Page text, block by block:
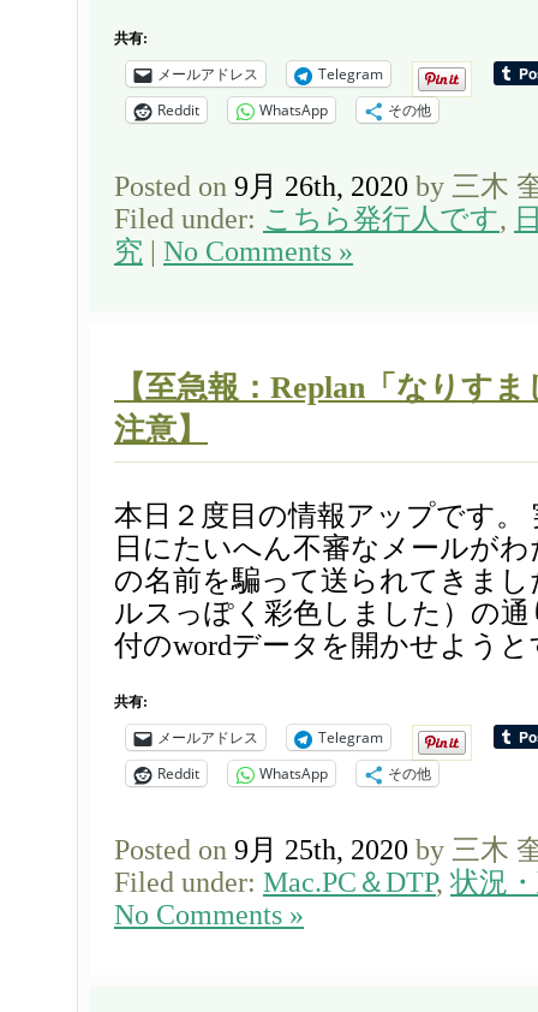
共有:
メールアドレス
Telegram
Reddit
WhatsApp その他
Posted on 9月 26th, 2020 by 三木
Filed under: こちら発行人です,
究
No Comments »
【至急報：Replan「なりす
注意】
本日２度目の情報アップです。
日にたいへん不審なメールが
の名前を騙って送られてきま
ルスっぽく彩色しました）の
付のwordデータを開かせよう
共有:
メールアドレス
Telegram
Reddit
WhatsApp その他
Posted on 9月 25th, 2020 by 三木
Filed under: Mac.PC＆DTP,状況
No Comments »